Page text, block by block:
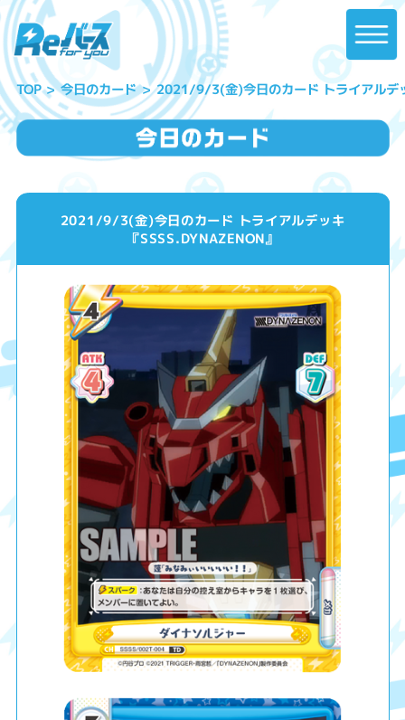
TOP 今日のカード 2021/9/3(金)今日のカード トライアルデ
2021/9/3(金)今日のカード トライアルデッキ
『SSSS.DYNAZENON』